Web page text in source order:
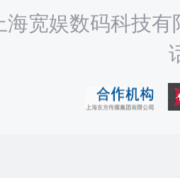
海宽娱数码科技有